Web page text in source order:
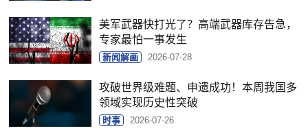
美军武器快打光了？高端武器库存告急，
专家最怕一事发生
新闻解画 2026-07-28
攻破世界级难题、申遗成功！本周我国多
领域实现历史性突破
时事 2026-07-26